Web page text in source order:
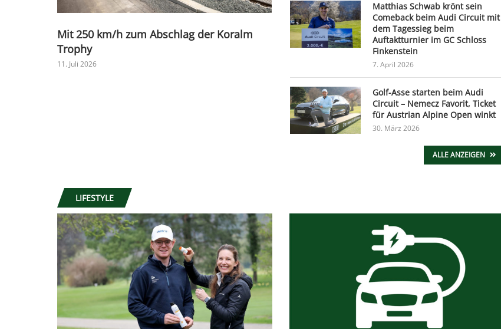
Mit 250 km/h zum Abschlag der Koralm
Trophy
11. Juli 2026
Matthias Schwab krönt sein
Comeback beim Audi Circuit mit
dem Tagessieg beim
Auftaktturnier im GC Schloss
Finkenstein
7. April 2026
Golf-Asse starten beim Audi
Circuit – Nemecz Favorit, Ticket
für Austrian Alpine Open winkt
30. März 2026
ALLE ANZEIGEN
LIFESTYLE